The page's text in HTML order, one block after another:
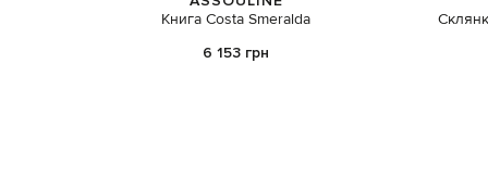
Книга Costa Smeralda
6 153 грн